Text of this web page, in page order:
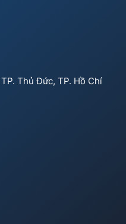
Thủ Đức, TP. Hồ Chí